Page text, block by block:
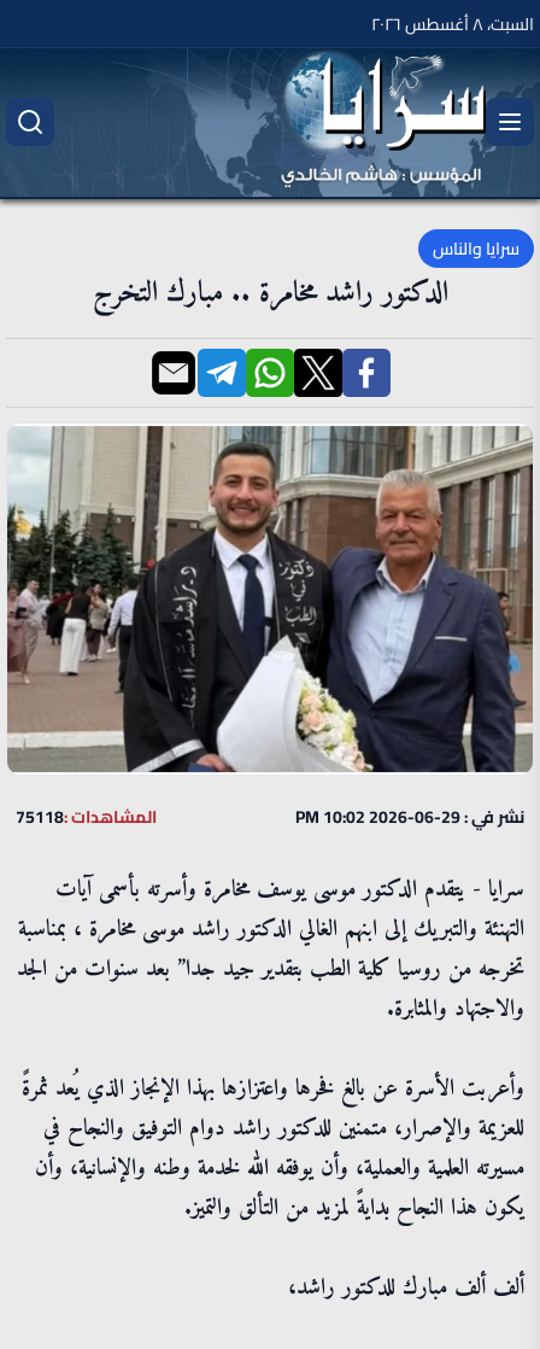
السبت، ٨ أغسطس ٢٠٢٦
سرايا والناس
الدكتور راشد مخامرة .. مبارك التخرج
نشر في : 29-06-2026 10:02 PM المشاهدات :75118
سرايا - يتقدم الدكتور موسى يوسف مخامرة وأسرته بأسمى آيات
التهنئة والتبريك إلى ابنهم الغالي الدكتور راشد موسى مخامرة ، بمناسبة
تخرجه من روسيا كلية الطب بتقدير جيد جدا” بعد سنوات من الجد
والاجتهاد والمثابرة.
وأعربت الأسرة عن بالغ فخرها واعتزازها بهذا الإنجاز الذي يُعد ثمرةً
للعزيمة والإصرار، متمنين للدكتور راشد دوام التوفيق والنجاح في
مسيرته العلمية والعملية، وأن يوفقه الله لخدمة وطنه والإنسانية، وأن
يكون هذا النجاح بدايةً لمزيد من التألق والتميز.
ألف ألف مبارك للدكتور راشد،